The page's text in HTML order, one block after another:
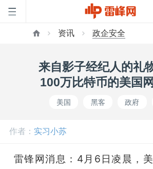
资讯 政企安全
来自影子经纪人的礼
100万比特币的美国
美国 黑客 政府
作者： 实习小苏
雷锋网消息：4月6日凌晨，